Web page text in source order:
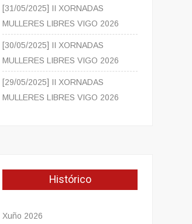
[31/05/2025] II XORNADAS
MULLERES LIBRES VIGO 2026
[30/05/2025] II XORNADAS
MULLERES LIBRES VIGO 2026
[29/05/2025] II XORNADAS
MULLERES LIBRES VIGO 2026
Histórico
Xuño 2026